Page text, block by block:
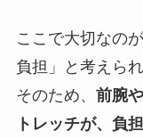
ここで大切なの
負担」と考えら
そのため、 前腕
トレッチが、負